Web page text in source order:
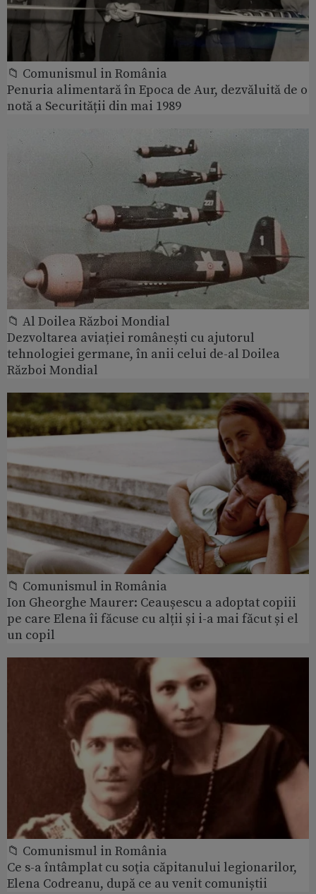
📁 Comunismul in România
Penuria alimentară în Epoca de Aur, dezvăluită de o
notă a Securității din mai 1989
📁 Al Doilea Război Mondial
Dezvoltarea aviației românești cu ajutorul
tehnologiei germane, în anii celui de-al Doilea
Război Mondial
📁 Comunismul in România
Ion Gheorghe Maurer: Ceaușescu a adoptat copiii
pe care Elena îi făcuse cu alții și i-a mai făcut și el
un copil
📁 Comunismul in România
Ce s-a întâmplat cu soţia căpitanului legionarilor,
Elena Codreanu, după ce au venit comuniștii